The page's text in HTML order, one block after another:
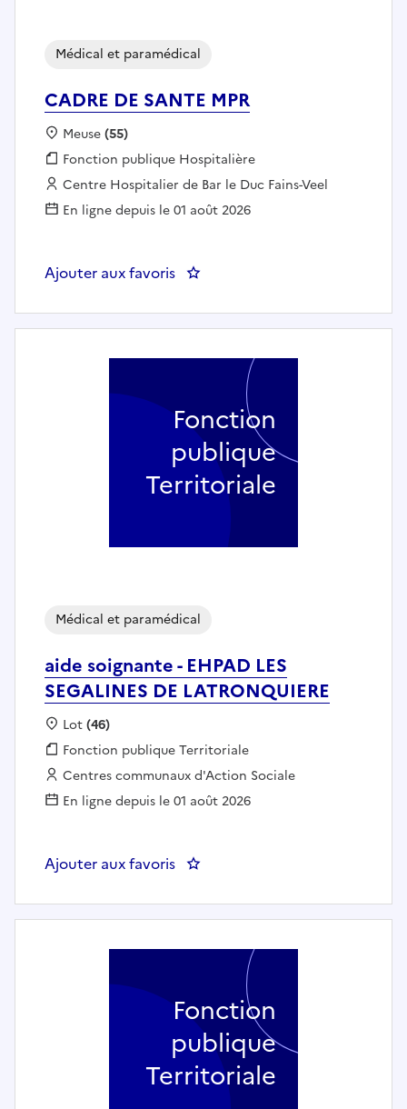
CADRE DE SANTE MPR
Médical et paramédical
Localisation :
Meuse(55)
Fonction publique :
Fonction publique Hospitalière
Employeur :
Centre Hospitalier de Bar le Duc Fains-Veel
En ligne depuis le 01 août 2026
Ajouter aux favoris : CADRE DE SANTE MPR
aide soignante - EHPAD LES
SEGALINES DE LATRONQUIERE
Médical et paramédical
Localisation :
Lot(46)
Fonction publique :
Fonction publique Territoriale
Employeur :
Centres communaux d'Action Sociale
En ligne depuis le 01 août 2026
Ajouter aux favoris : aide soignante - EHPAD LES
Fonction
publique
Territoriale
Fonction
publique
Territoriale